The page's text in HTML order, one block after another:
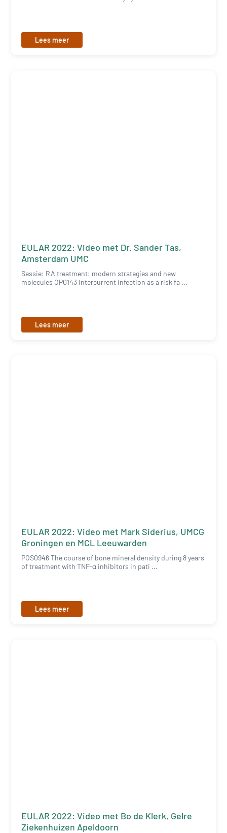
Lees meer
EULAR 2022: Video met Dr. Sander Tas,
Amsterdam UMC
Sessie: RA treatment: modern strategies and new
molecules OP0143 Intercurrent infection as a risk fa ...
Lees meer
EULAR 2022: Video met Mark Siderius, UMCG
Groningen en MCL Leeuwarden
POS0946 The course of bone mineral density during 8 years
of treatment with TNF-α inhibitors in pati ...
Lees meer
EULAR 2022: Video met Bo de Klerk, Gelre
Ziekenhuizen Apeldoorn